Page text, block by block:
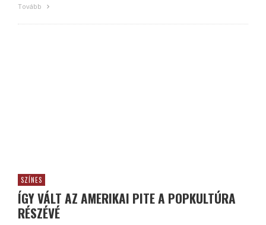
Tovább
SZÍNES
ÍGY VÁLT AZ AMERIKAI PITE A POPKULTÚRA
RÉSZÉVÉ